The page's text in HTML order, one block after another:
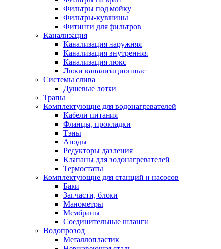
Адреса Сервис-центров
Обмен и возврат товара
Вакансии
Фильтры под мойку
Фильтры-кувшины
Фитинги для фильтров
Канализация
Канализация наружняя
Канализация внутренняя
Канализация люкс
Люки канализационные
Системы слива
Душевые лотки
Трапы
Комплектующие для водонагревателей
Кабели питания
Фланцы, прокладки
Тэны
Аноды
Редукторы давления
Клапаны для водонагревателей
Термостаты
Комплектующие для станций и насосов
Баки
Запчасти, блоки
Манометры
Мембраны
Соединительные шланги
Водопровод
Металлопластик